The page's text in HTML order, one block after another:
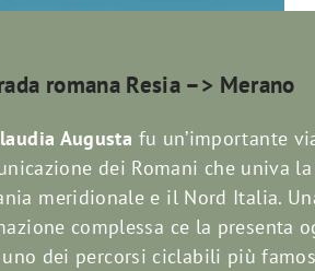
romana Resia –> Merano
Augusta fu un’importante
dei Romani che univa la
meridionale e il Nord Italia.
complessa ce la presenta
uno dei percorsi ciclabili più